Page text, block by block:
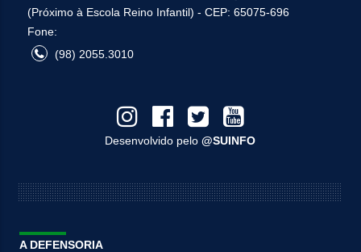
(Próximo à Escola Reino Infantil) - CEP: 65075-696
Fone:
(98) 2055.3010
Desenvolvido pelo@SUINFO
A DEFENSORIA